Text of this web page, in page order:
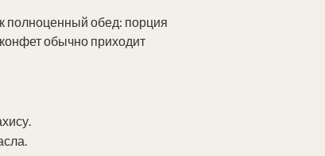
полноценный обед: порция
конфет обычно приходит